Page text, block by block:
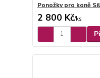
Ponožky pro koně
2 800 Kč/ks